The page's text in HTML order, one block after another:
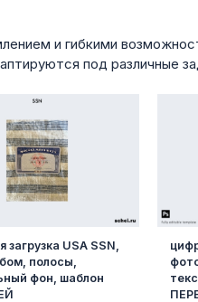
и гибкими
под различные
загрузка USA SSN,
полосы,
фон, шаблон